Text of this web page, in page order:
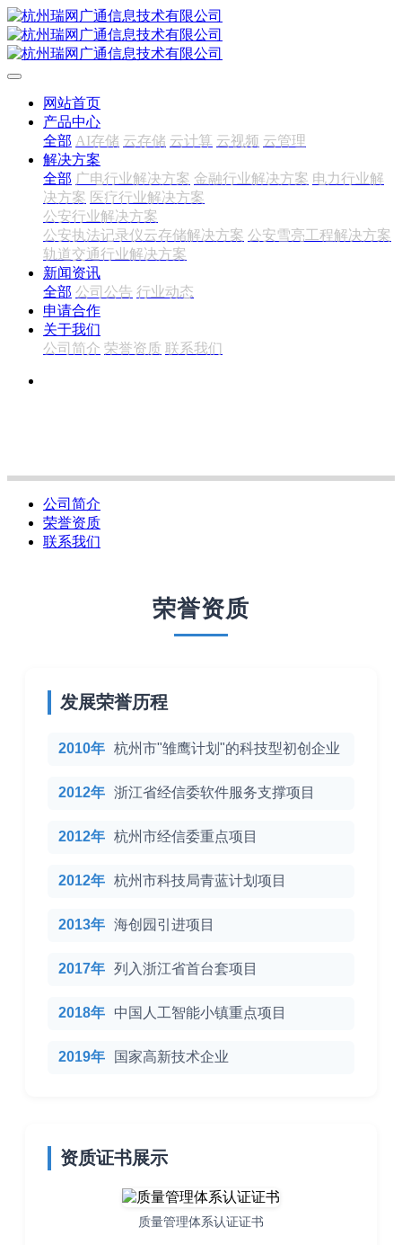
网站首页
产品中心
全部 AI存储 云存储 云计算 云视频 云管理
解决方案
全部 广电行业解决方案 金融行业解决方案 电力行业解
决方案 医疗行业解决方案
公安行业解决方案
公安执法记录仪云存储解决方案 公安雪亮工程解决方案
轨道交通行业解决方案
新闻资讯
全部 公司公告 行业动态
申请合作
关于我们
公司简介 荣誉资质 联系我们
公司简介
荣誉资质
联系我们
荣誉资质
发展荣誉历程
2010年 杭州市"雏鹰计划"的科技型初创企业
2012年 浙江省经信委软件服务支撑项目
2012年 杭州市经信委重点项目
2012年 杭州市科技局青蓝计划项目
2013年 海创园引进项目
2017年 列入浙江省首台套项目
2018年 中国人工智能小镇重点项目
2019年 国家高新技术企业
资质证书展示
质量管理体系认证证书